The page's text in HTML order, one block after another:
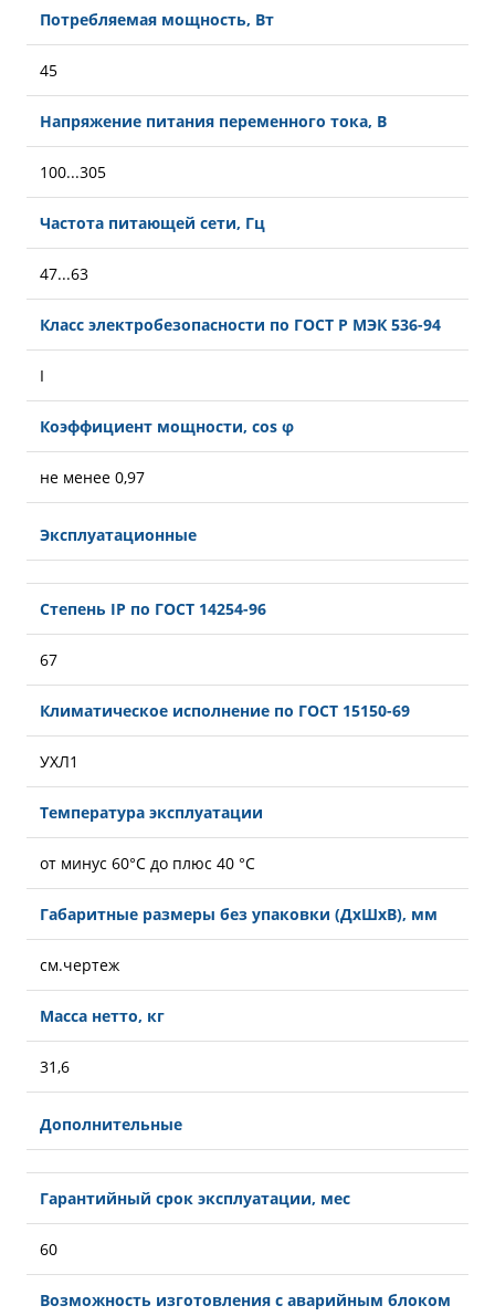
Потребляемая мощность, Вт
45
Напряжение питания переменного тока, В
100...305
Частота питающей сети, Гц
47...63
Класс электробезопасности по ГОСТ Р МЭК 536-94
I
Коэффициент мощности, cos φ
не менее 0,97
Эксплуатационные
Степень IP по ГОСТ 14254-96
67
Климатическое исполнение по ГОСТ 15150-69
УХЛ1
Температура эксплуатации
от минус 60°С до плюс 40 °С
Габаритные размеры без упаковки (ДхШхВ), мм
см.чертеж
Масса нетто, кг
31,6
Дополнительные
Гарантийный срок эксплуатации, мес
60
Возможность изготовления с аварийным блоком